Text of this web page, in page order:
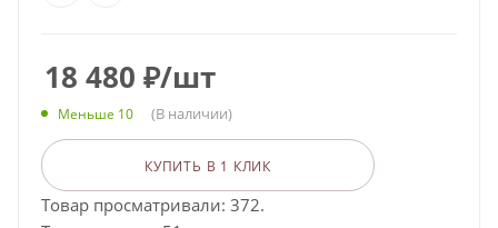
18 480 ₽/шт
Меньше 10 (В наличии)
КУПИТЬ В 1 КЛИК
Товар просматривали: 372.